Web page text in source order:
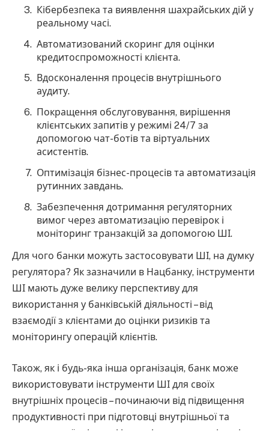
Кібербезпека та виявлення шахрайських дій у
реальному часі.
Автоматизований скоринг для оцінки
кредитоспроможності клієнта.
Вдосконалення процесів внутрішнього
аудиту.
Покращення обслуговування, вирішення
клієнтських запитів у режимі 24/7 за
допомогою чат-ботів та віртуальних
асистентів.
Оптимізація бізнес-процесів та автоматизація
рутинних завдань.
Забезпечення дотримання регуляторних
вимог через автоматизацію перевірок і
моніторинг транзакцій за допомогою ШІ.
Для чого банки можуть застосовувати ШІ, на думку
регулятора? Як зазначили в Нацбанку, інструменти
ШІ мають дуже велику перспективу для
використання у банківській діяльності – від
взаємодії з клієнтами до оцінки ризиків та
моніторингу операцій клієнтів.
Також, як і будь-яка інша організація, банк може
використовувати інструменти ШІ для своїх
внутрішніх процесів – починаючи від підвищення
продуктивності при підготовці внутрішньої та